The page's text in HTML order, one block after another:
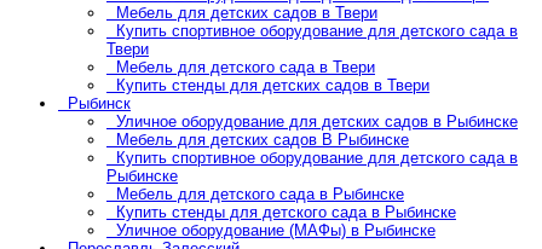
Мебель для детских садов в Твери
Купить спортивное оборудование для детского сада в
Твери
Мебель для детского сада в Твери
Купить стенды для детских садов в Твери
Рыбинск
Уличное оборудование для детских садов в Рыбинске
Мебель для детских садов В Рыбинске
Купить спортивное оборудование для детского сада в
Рыбинске
Мебель для детского сада в Рыбинске
Купить стенды для детского сада в Рыбинске
Уличное оборудование (МАФы) в Рыбинске